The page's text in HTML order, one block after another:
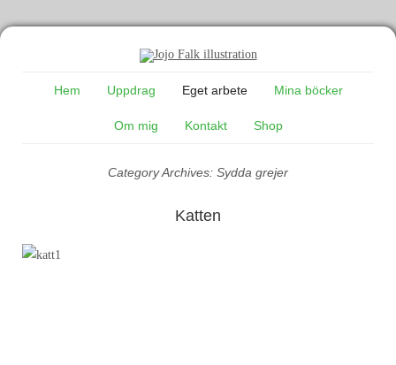
Hem Uppdrag Eget arbete Mina böcker
Om mig Kontakt Shop
Category Archives: Sydda grejer
Katten